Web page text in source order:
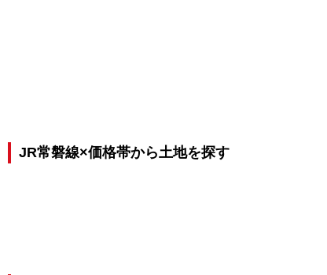
JR常磐線×価格帯から土地を探す